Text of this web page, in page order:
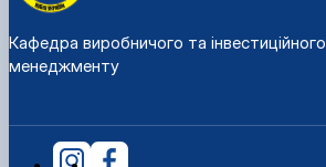
Кафедра виробничого та інвестиційного
менеджменту